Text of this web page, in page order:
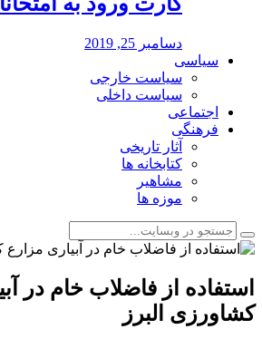
دسامبر 25, 2019
سیاسی
سیاست خارجی
سیاست داخلی
اجتماعی
فرهنگی
آثار تاریخی
کتابخانه ها
مشاهیر
موزه ها
️استفاده از فاضلاب خام در
کشاورزی البرز